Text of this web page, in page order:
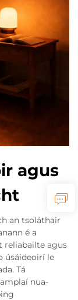
agus
an tsoláthair
é a
reliabailte agus
úsáideoirí le
Tá
nua-